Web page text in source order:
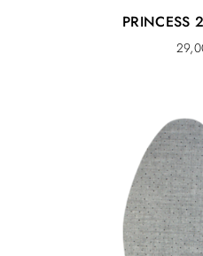
indywidualnych wkładek o
kształcie lub wykonaniu.
zużywający się element
Regulacja
Paski lub klamry pozwalają
indywidualnych preferencji
niskim lub wysokim
wygodę i bezpieczeństwo.
obuwie zwiększa
korygującej a także